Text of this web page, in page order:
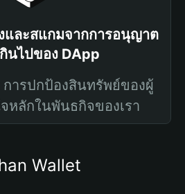
และสแกมจากการอนุญาต
นไปของ DApp
ารปกป้องสินทรัพย์ของผู้
หลักในพันธกิจของเรา
Wallet